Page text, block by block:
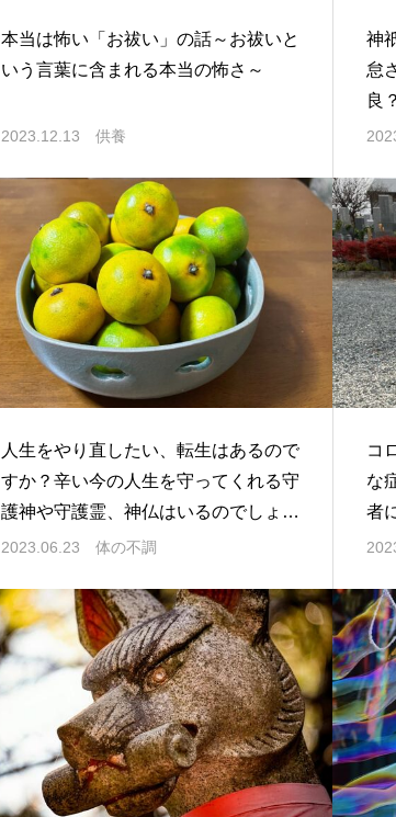
本当は怖い「お祓い」の話～お祓いと
いう言葉に含まれる本当の怖さ～
2023.12.13 供養
神
怠
良
人生をやり直したい、転生はあるので
すか？辛い今の人生を守ってくれる守
護神や守護霊、神仏はいるのでしょう
か？
2023.06.23 体の不調
コ
な
者
み